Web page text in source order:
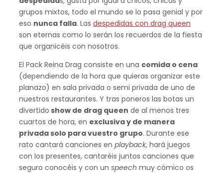
grupos mixtos, todo el mundo se lo pasa genial y por
eso nunca falla. Las despedidas con drag queen
son eternas como lo serán los recuerdos de la fiesta
que organicéis con nosotros.
El Pack Reina Drag consiste en una comida o cena
(dependiendo de la hora que quieras organizar este
planazo) en sala privada o semi privada de uno de
nuestros restaurantes. Y tras poneros las botas un
divertido show de drag queen de al menos tres
cuartos de hora, en exclusiva y de manera
privada solo para vuestro grupo. Durante ese
rato cantará canciones en playback, hará juegos
con los presentes, cantaréis juntos canciones que
seguro conocéis y con un speech muy cómico os